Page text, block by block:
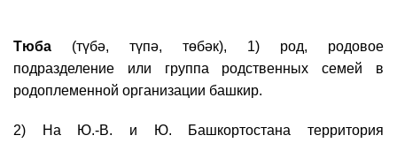
Тюба (түбә, түпә, төбәк), 1) род, родовое
подразделение или группа родственных семей в
родоплеменной организации башкир.
2) На Ю.-В. и Ю. Башкортостана территория